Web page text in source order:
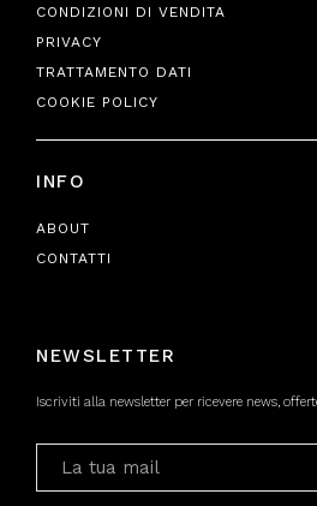
CONDIZIONI DI VENDITA
PRIVACY
TRATTAMENTO DATI
COOKIE POLICY
INFO
ABOUT
CONTATTI
NEWSLETTER
Iscriviti alla newsletter per ricevere news,